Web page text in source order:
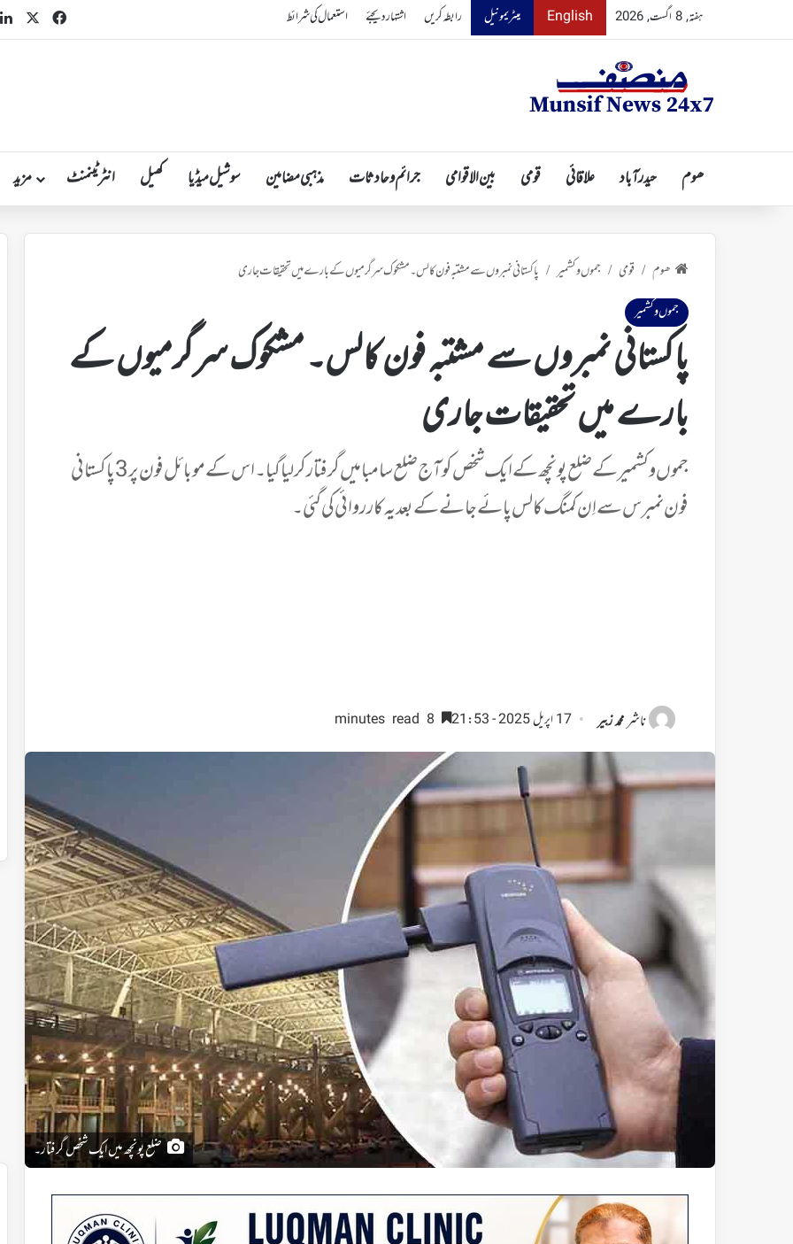
ہفتہ, 8 اگست, 2026 English میٹریمونیل رابطہ کریں اشتہار دیجئے استعمال کی شرائط
ھوم حیدرآباد علاقائی قومی بین الاقوامی جرائم و حادثات مذہبی مضامین سوشیل میڈیا کھیل انٹرٹینمنٹ مزید
ھوم / قومی / جموں و کشمیر / پاکستانی نمبروں سے مشتبہ فون کالس۔ مشکوک سرگرمیوں کے بارے میں تحقیقات جاری
جموں و کشمیر
پاکستانی نمبروں سے مشتبہ فون کالس۔ مشکوک سرگرمیوں کے
بارے میں تحقیقات جاری
جموں وکشمیر کے ضلع پونچھ کے ایک شخص کو آج ضلع سامبا میں گرفتار کرلیا گیا۔ اس کے موبائل فون پر 3 پاکستانی
فون نمبرس سے اِن کمنگ کالس پائے جانے کے بعد یہ کارروائی کی گئی۔
ناشرمحمد زبیر 17 اپریل 2025 - 21:53
ضلع پونچھ میں ایک شخص گرفتار۔